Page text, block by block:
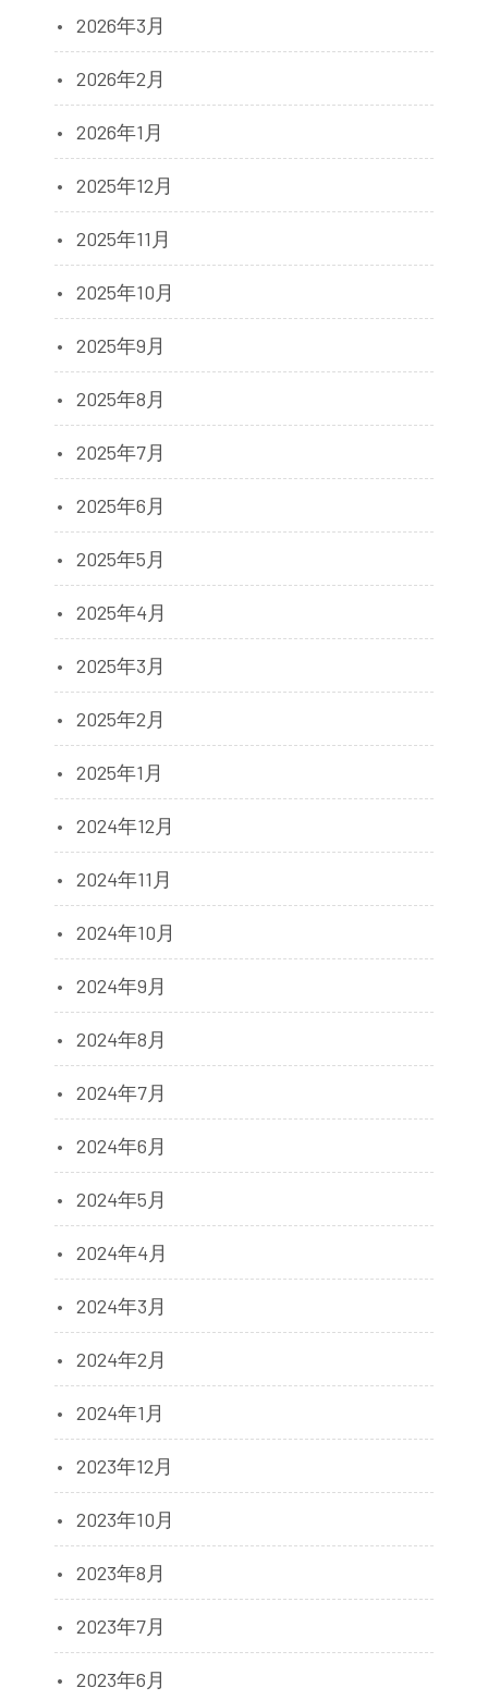
2026年3月
2026年2月
2026年1月
2025年12月
2025年11月
2025年10月
2025年9月
2025年8月
2025年7月
2025年6月
2025年5月
2025年4月
2025年3月
2025年2月
2025年1月
2024年12月
2024年11月
2024年10月
2024年9月
2024年8月
2024年7月
2024年6月
2024年5月
2024年4月
2024年3月
2024年2月
2024年1月
2023年12月
2023年10月
2023年8月
2023年7月
2023年6月